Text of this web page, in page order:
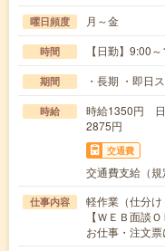
曜日頻度 月～金
時間 【日勤】9:00
期間 ・長期 ・即日
時給
時給1350円 日
2875円
交通費
交通費支給（規
仕事内容
軽作業（仕分け
【ＷＥＢ面談
お仕事・注文